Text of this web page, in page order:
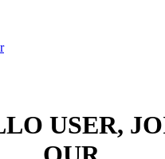
USER,